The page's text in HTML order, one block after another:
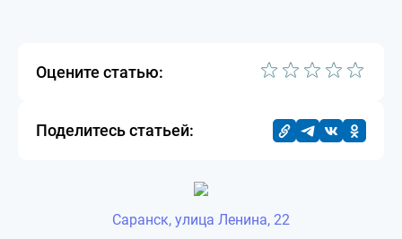
Оцените статью:
Поделитесь статьей:
Саранск, улица Ленина, 22